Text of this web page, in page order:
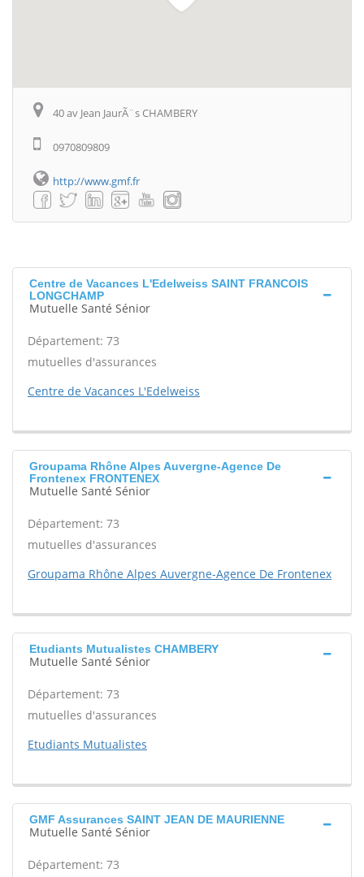
40 av Jean JaurÃ¨s CHAMBERY
0970809809
http://www.gmf.fr
Centre de Vacances L'Edelweiss SAINT FRANCOIS
LONGCHAMP
Mutuelle Santé Sénior
Département: 73
mutuelles d'assurances
Centre de Vacances L'Edelweiss
Groupama Rhône Alpes Auvergne-Agence De
Frontenex FRONTENEX
Mutuelle Santé Sénior
Département: 73
mutuelles d'assurances
Groupama Rhône Alpes Auvergne-Agence De Frontenex
Etudiants Mutualistes CHAMBERY
Mutuelle Santé Sénior
Département: 73
mutuelles d'assurances
Etudiants Mutualistes
GMF Assurances SAINT JEAN DE MAURIENNE
Mutuelle Santé Sénior
Département: 73